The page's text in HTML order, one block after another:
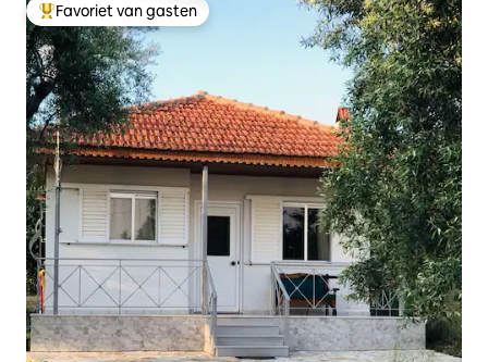
Topfavoriet van gasten
Favoriet van gasten